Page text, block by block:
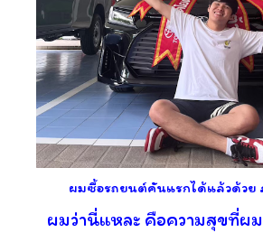
ผมซื้อรถยนต์คันแรกได้แล้วด้วย
ผมว่านี่แหละ คือความสุขที่ผ